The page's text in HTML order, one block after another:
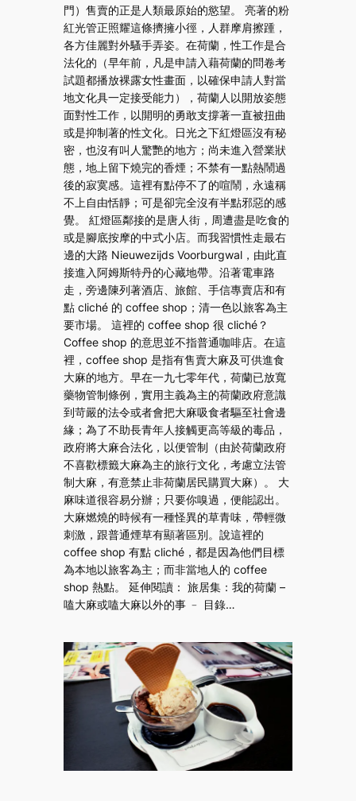
門）售賣的正是人類最原始的慾望。 亮著的粉
紅光管正照耀這條擠擁小徑，人群摩肩擦踵，
各方佳麗對外騷手弄姿。在荷蘭，性工作是合
法化的（早年前，凡是申請入藉荷蘭的問卷考
試題都播放裸露女性畫面，以確保申請人對當
地文化具一定接受能力），荷蘭人以開放姿態
面對性工作，以開明的勇敢支撐著一直被扭曲
或是抑制著的性文化。日光之下紅燈區沒有秘
密，也沒有叫人驚艷的地方；尚未進入營業狀
態，地上留下燒完的香煙；不禁有一點熱鬧過
後的寂寞感。這裡有點停不了的喧鬧，永遠稱
不上自由恬靜；可是卻完全沒有半點邪惡的感
覺。 紅燈區鄰接的是唐人街，周遭盡是吃食的
或是腳底按摩的中式小店。而我習慣性走最右
邊的大路 Nieuwezijds Voorburgwal，由此直
接進入阿姆斯特丹的心藏地帶。沿著電車路
走，旁邊陳列著酒店、旅館、手信專賣店和有
點 cliché 的 coffee shop；清一色以旅客為主
要市場。 這裡的 coffee shop 很 cliché？
Coffee shop 的意思並不指普通咖啡店。在這
裡，coffee shop 是指有售賣大麻及可供進食
大麻的地方。早在一九七零年代，荷蘭已放寬
藥物管制條例，實用主義為主的荷蘭政府意識
到苛嚴的法令或者會把大麻吸食者驅至社會邊
緣；為了不助長青年人接觸更高等級的毒品，
政府將大麻合法化，以便管制（由於荷蘭政府
不喜歡標籤大麻為主的旅行文化，考慮立法管
制大麻，有意禁止非荷蘭居民購買大麻）。 大
麻味道很容易分辦；只要你嗅過，便能認出。
大麻燃燒的時候有一種怪異的草青味，帶輕微
刺激，跟普通煙草有顯著區別。說這裡的
coffee shop 有點 cliché，都是因為他們目標
為本地以旅客為主；而非當地人的 coffee
shop 熱點。 延伸閱讀： 旅居集：我的荷蘭 –
嗑大麻或嗑大麻以外的事 ﹣ 目錄…